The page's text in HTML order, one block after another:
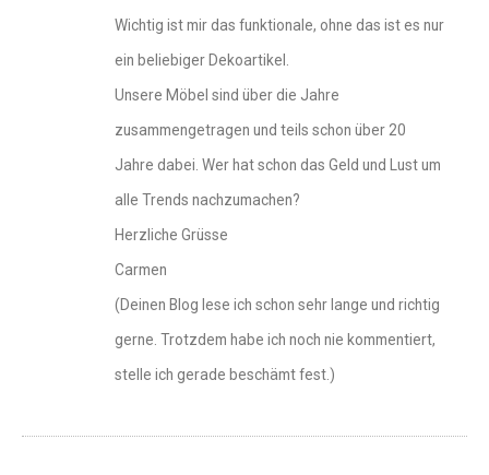
Wichtig ist mir das funktionale, ohne das ist es nur
ein beliebiger Dekoartikel.
Unsere Möbel sind über die Jahre
zusammengetragen und teils schon über 20
Jahre dabei. Wer hat schon das Geld und Lust um
alle Trends nachzumachen?
Herzliche Grüsse
Carmen
(Deinen Blog lese ich schon sehr lange und richtig
gerne. Trotzdem habe ich noch nie kommentiert,
stelle ich gerade beschämt fest.)